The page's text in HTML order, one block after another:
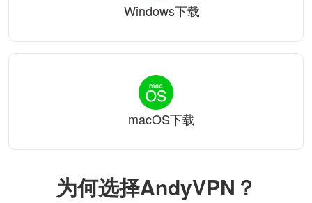
为何选择AndyVPN？
Windows下载
macOS下载